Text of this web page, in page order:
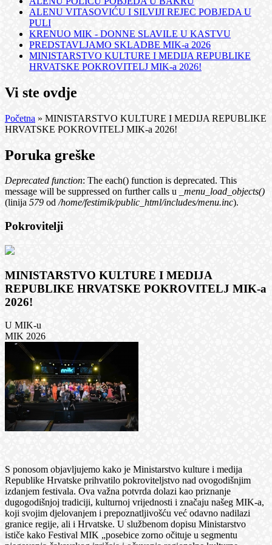
ALENU VITASOVIĆU I SILVIJI REJEC POBJEDA U
PULI
KRENUO MIK - DONNE SLAVILE U KASTVU
PREDSTAVLJAMO SKLADBE MIK-a 2026
MINISTARSTVO KULTURE I MEDIJA REPUBLIKE
HRVATSKE POKROVITELJ MIK-a 2026!
Vi ste ovdje
Početna » MINISTARSTVO KULTURE I MEDIJA REPUBLIKE
HRVATSKE POKROVITELJ MIK-a 2026!
Poruka greške
Deprecated function: The each() function is deprecated. This
message will be suppressed on further calls u
_menu_load_objects()
(linija 579 od/home/festimik/public_html/includes/menu.inc).
Pokrovitelji
MINISTARSTVO KULTURE I MEDIJA
REPUBLIKE HRVATSKE POKROVITELJ MIK-a
2026!
U MIK-u
MIK 2026
S ponosom objavljujemo kako je Ministarstvo kulture i medija
Republike Hrvatske prihvatilo pokroviteljstvo nad ovogodišnjim
izdanjem festivala. Ova važna potvrda dolazi kao priznanje
dugogodišnjoj tradiciji, kulturnoj vrijednosti i značaju našeg MIK-a,
koji svojim djelovanjem i prepoznatljivošću već odavno nadilazi
granice regije, ali i Hrvatske. U službenom dopisu Ministarstvo
ističe kako Festival MIK „posebice zorno očituje u segmentu